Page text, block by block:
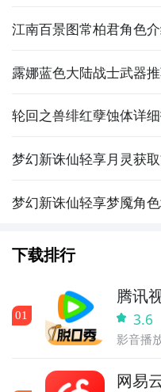
江南百景图常柏君角色
露娜蓝色大陆战士武器
轮回之兽绯红孽蚀体详
梦幻新诛仙轻享月灵获
梦幻新诛仙轻享梦魇角
下载排行
01
腾讯
3.6
影音播
网易